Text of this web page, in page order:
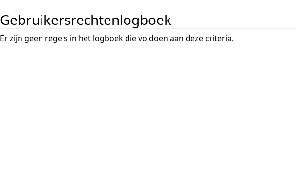
Gebruikersrechtenlogboek
Er zijn geen regels in het logboek die voldoen aan deze criteria.